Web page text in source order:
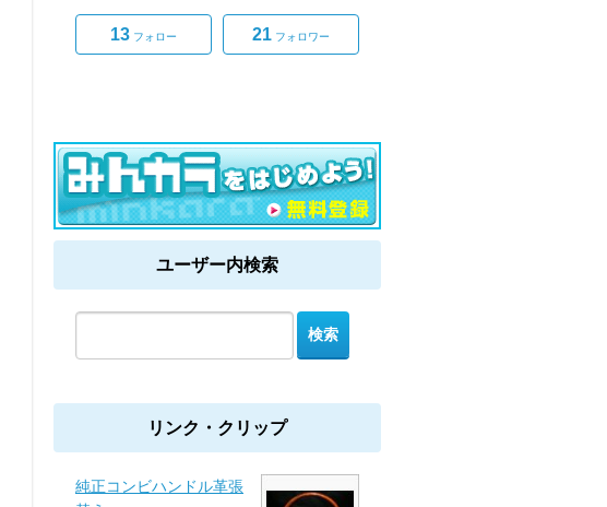
13 フォロー 21 フォロワー
ユーザー内検索
リンク・クリップ
純正コンビハンドル革張